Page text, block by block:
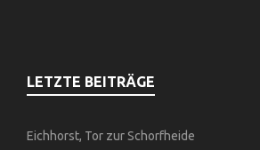
LETZTE BEITRÄGE
Eichhorst, Tor zur Schorfheide